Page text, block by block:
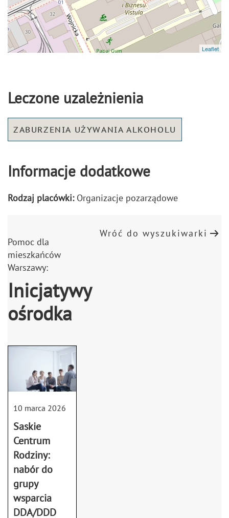
Leaflet
Leczone uzależnienia
ZABURZENIA UŻYWANIA ALKOHOLU
Informacje dodatkowe
Rodzaj placówki: Organizacje pozarządowe
Wróć do wyszukiwarki
Pomoc dla
mieszkańców
Warszawy:
Inicjatywy
ośrodka
10 marca 2026
Saskie
Centrum
Rodziny:
nabór do
grupy
wsparcia
DDA/DDD